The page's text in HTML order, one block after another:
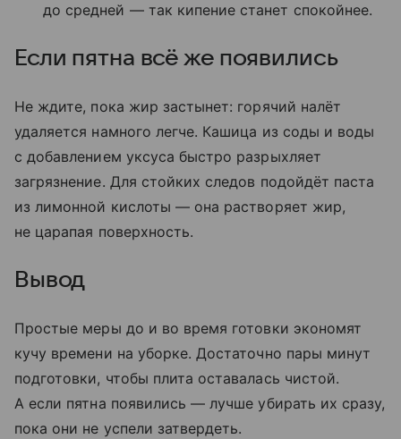
до средней — так кипение станет спокойнее.
Если пятна всё же появились
Не ждите, пока жир застынет: горячий налёт
удаляется намного легче. Кашица из соды и воды
с добавлением уксуса быстро разрыхляет
загрязнение. Для стойких следов подойдёт паста
из лимонной кислоты — она растворяет жир,
не царапая поверхность.
Вывод
Простые меры до и во время готовки экономят
кучу времени на уборке. Достаточно пары минут
подготовки, чтобы плита оставалась чистой.
А если пятна появились — лучше убирать их сразу,
пока они не успели затвердеть.